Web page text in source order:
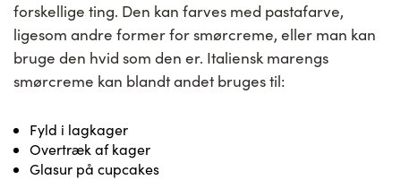
forskellige ting. Den kan farves med pastafarve,
ligesom andre former for smørcreme, eller man kan
bruge den hvid som den er. Italiensk marengs
smørcreme kan blandt andet bruges til:
Fyld i lagkager
Overtræk af kager
Glasur på cupcakes